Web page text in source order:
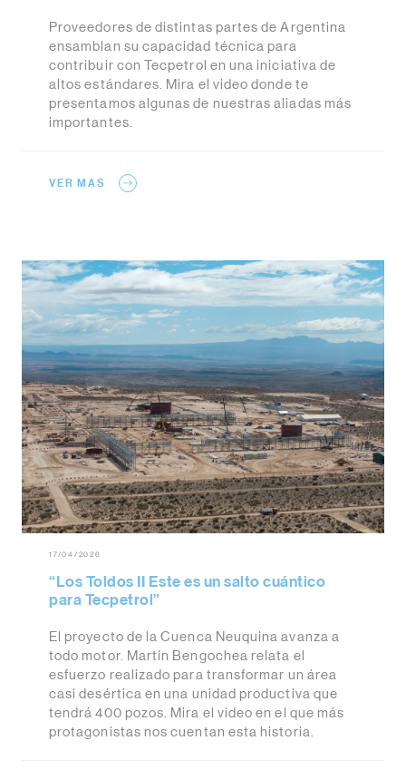
Proveedores de distintas partes de Argentina
ensamblan su capacidad técnica para
contribuir con Tecpetrol en una iniciativa de
altos estándares. Mira el video donde te
presentamos algunas de nuestras aliadas más
importantes.
VER MAS
17/04/2026
“Los Toldos II Este es un salto cuántico
para Tecpetrol”
El proyecto de la Cuenca Neuquina avanza a
todo motor. Martín Bengochea relata el
esfuerzo realizado para transformar un área
casi desértica en una unidad productiva que
tendrá 400 pozos. Mira el video en el que más
protagonistas nos cuentan esta historia.